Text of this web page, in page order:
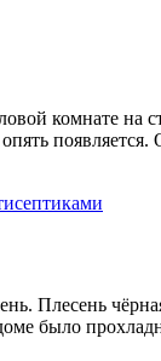
комнате на
Плесень
было